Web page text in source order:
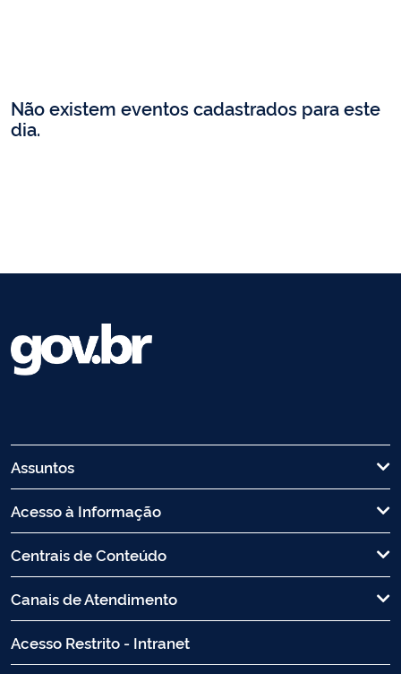
Não existem eventos cadastrados para este
dia.
Assuntos
Acesso à Informação
Centrais de Conteúdo
Canais de Atendimento
Acesso Restrito - Intranet